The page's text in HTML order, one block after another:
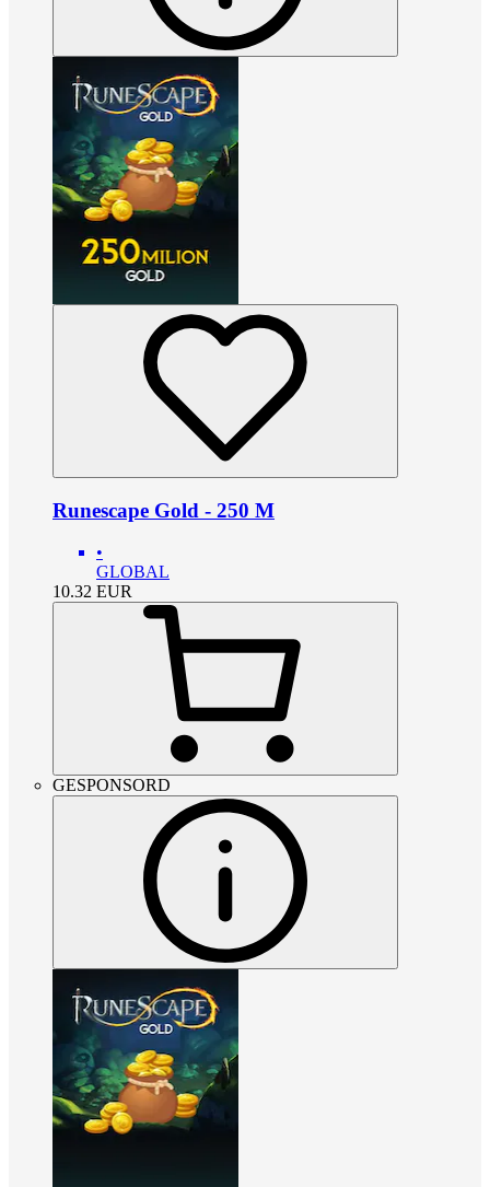
Runescape Gold - 250 M
•
GLOBAL
10.32 EUR
GESPONSORD